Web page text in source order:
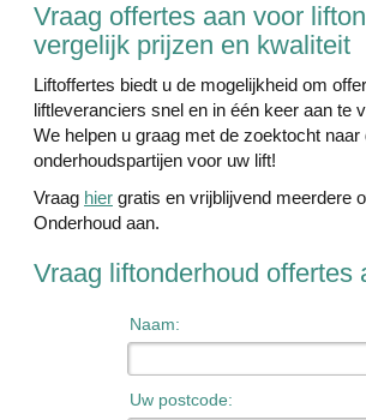
Vraag offertes aan voor
vergelijk prijzen en kwaliteit
Liftoffertes biedt u de mogelijkheid om
liftleveranciers snel en in één keer aan te
We helpen u graag met de zoektocht naar
onderhoudspartijen voor uw lift!
Vraag hier gratis en vrijblijvend meerdere
Onderhoud aan.
Vraag liftonderhoud offertes
Naam:
Uw postcode: